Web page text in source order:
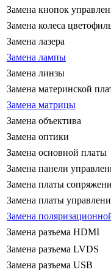
Замена кнопок
Замена колеса
Замена лазера
Замена лампы
Замена линзы
Замена материнской
Замена матрицы
Замена объектива
Замена оптики
Замена основной платы
Замена панели
Замена платы
Замена платы
Замена
Замена разъема HDMI
Замена разъема LVDS
Замена разъема USB